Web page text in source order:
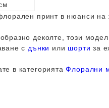
принт в нюанси на
деколте, този
с дънки или шорти за
в категориятаФлорални